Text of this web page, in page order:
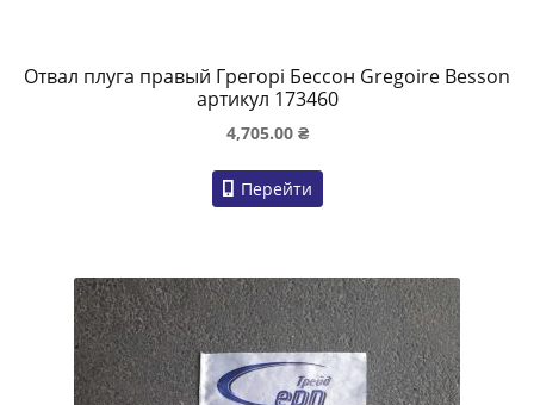
Отвал плуга правый Грегорі Бессон Gregoire Besson
артикул 173460
4,705.00 ₴
Перейти